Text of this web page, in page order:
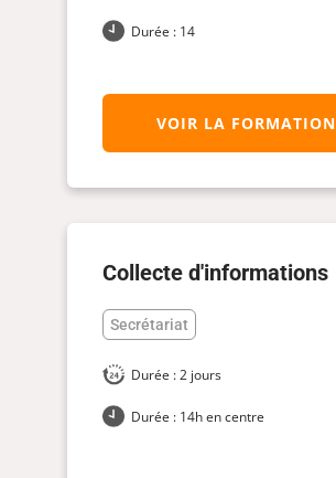
Durée : 14
VOIR LA FORMATION
Collecte d'informations
Secrétariat
Durée : 2 jours
Durée : 14h en centre